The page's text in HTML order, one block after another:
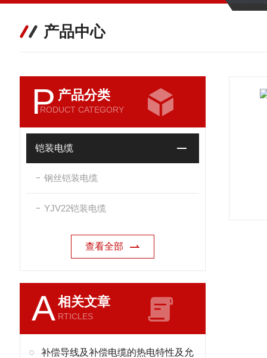
产品中心
P 产品分类
RODUCT CATEGORY
铠装电缆
钢丝铠装电缆
YJV22铠装电缆
查看全部
A相关文章
RTICLES
补偿导线及补偿电缆的热电特性及允